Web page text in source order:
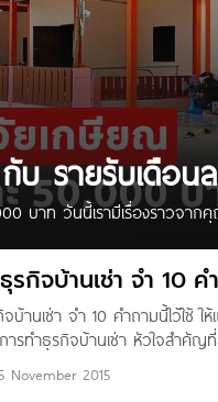
บ รายรับเดือ
บาท วันนี้เรามีเรื่องราวจาก
ยค่ะ ตลอดชีวิตของผม ผมคลุก
อิงจาก บทก่อน “สี่แสน” เป็น
จากทำที่วนเวียนอยู่ในธุรกิจ
รกิจบ้านเช่า จำ 10 ค
บ้านเช่า จำ 10 คำถามนี้ไว้ใช้
ารทำธุรกิจบ้านเช่า หัวใจสำคัญ
ในเรื่องการจ่ายเงินค่าเช่า ดังนั้
ง ๆ แล้วก็ควรซักถามในเรื่องอื่น
5 November 2015